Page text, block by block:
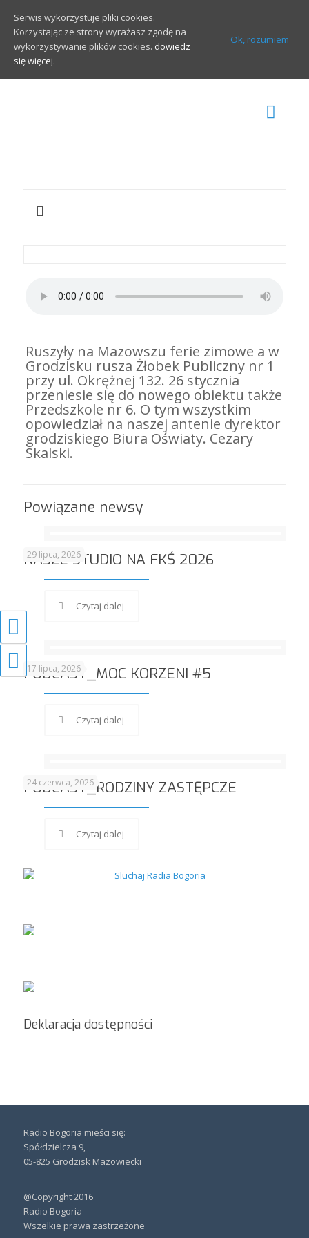
Przełącz wysoki kontrast
Zmień rozmiar czcionek
Ruszyły na Mazowszu ferie zimowe a w
Grodzisku rusza Żłobek Publiczny nr 1
przy ul. Okrężnej 132. 26 stycznia
przeniesie się do nowego obiektu także
Przedszkole nr 6. O tym wszystkim
opowiedział na naszej antenie dyrektor
grodziskiego Biura Oświaty. Cezary
Skalski.
Powiązane newsy
29 lipca, 2026
NASZE STUDIO NA FKŚ 2026
Czytaj dalej
17 lipca, 2026
PODCAST_MOC KORZENI #5
Czytaj dalej
24 czerwca, 2026
PODCAST_RODZINY ZASTĘPCZE
Czytaj dalej
Deklaracja dostępności
Radio Bogoria mieści się:
Spółdzielcza 9,
05-825 Grodzisk Mazowiecki
@Copyright 2016
Radio Bogoria
Wszelkie prawa zastrzeżone
Serwis wykorzystuje pliki cookies.
Korzystając ze strony wyrażasz zgodę na
wykorzystywanie plików cookies. dowiedz
się więcej.
Ok, rozumiem